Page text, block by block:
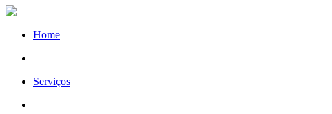
Home
|
Serviços
|